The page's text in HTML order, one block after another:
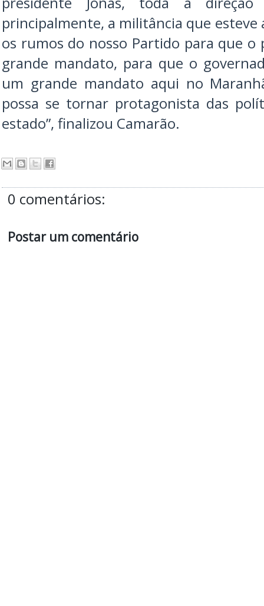
principalmente, a militância que esteve
os rumos do nosso Partido para que o
grande mandato, para que o
um grande mandato aqui no
possa se tornar protagonista das
estado”, finalizou Camarão.
0 comentários:
Postar um comentário